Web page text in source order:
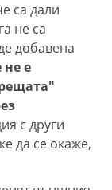
са дали
не са
добавена
не е
с други
да се окаже,